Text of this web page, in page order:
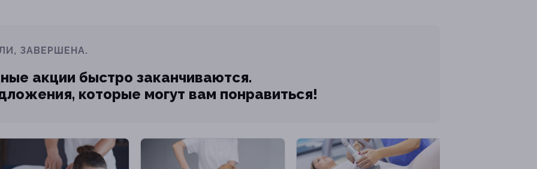
ЗАВЕРШЕНА.
акции быстро заканчиваются.
которые могут вам понравиться!